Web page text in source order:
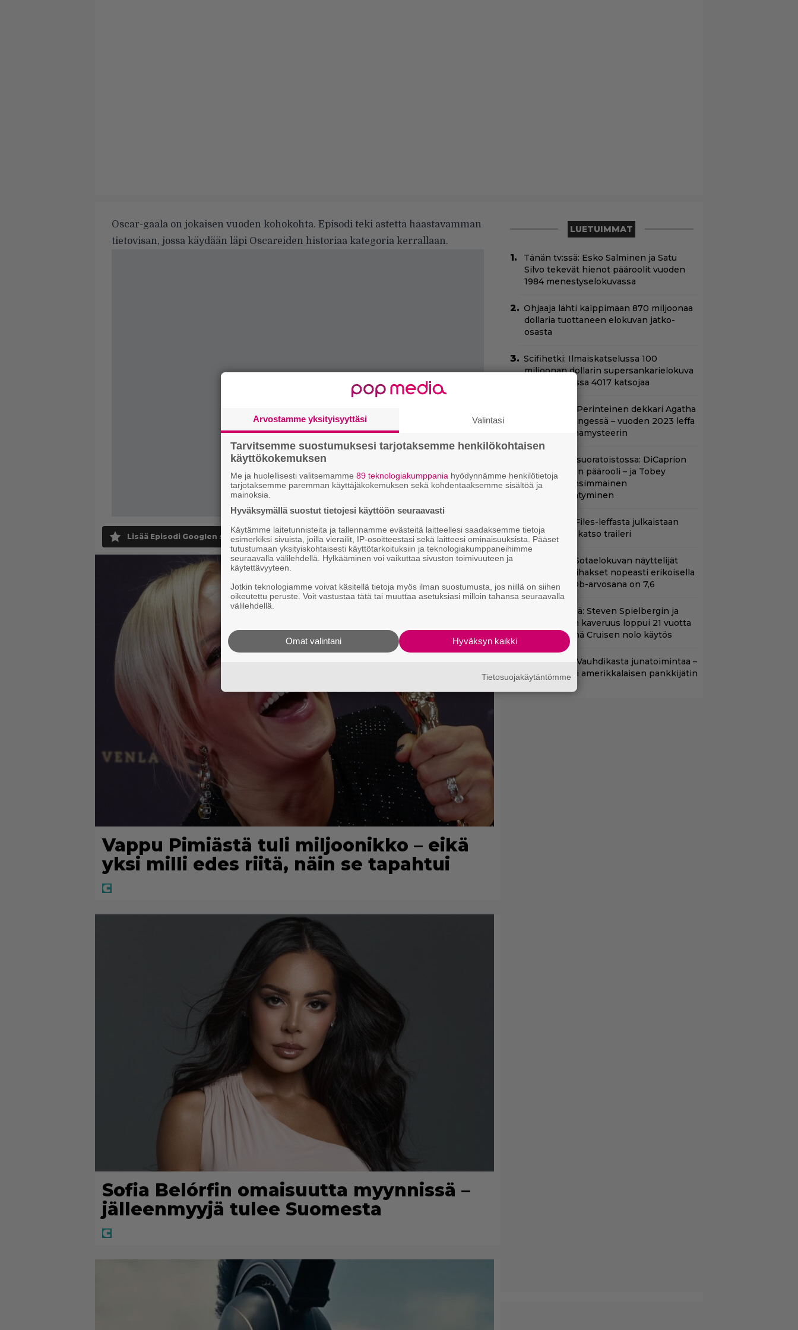
Oscar-gaala on jokaisen vuoden kohokohta. Episodi teki astetta haastavamman
tietovisan, jossa käydään läpi Oscareiden historiaa kategoria kerrallaan.
Lisää Episodi Googlen suosituksi lähteeksi
Vappu Pimiästä tuli miljoonikko – eikä
yksi milli edes riitä, näin se tapahtui
Sofia Belórfin omaisuutta myynnissä –
jälleenmyyjä tulee Suomesta
LUETUIMMAT
Tänän tv:ssä: Esko Salminen ja Satu
Silvo tekevät hienot pääroolit vuoden
1984 menestyselokuvassa
Ohjaaja lähti kalppimaan 870 miljoonaa
dollaria tuottaneen elokuvan jatko-
osasta
Scifihetki: Ilmaiskatselussa 100
miljoonan dollarin supersankarielokuva
– sai Suomessa 4017 katsojaa
Illalla tv:ssä: Perinteinen dekkari Agatha
Christien hengessä – vuoden 2023 leffa
tarjoaa murhamysteerin
Huippuleffa suoratoistossa: DiCaprion
ensimmäinen päärooli – ja Tobey
Maguiren ensimmäinen
elokuvaesiintyminen
Vanhasta X-Files-leffasta julkaistaan
K18-versio – katso traileri
Yöllä tv:ssä: Sotaelokuvan näyttelijät
kasvattivat lihakset nopeasti erikoisella
kikalla – IMDb-arvosana on 7,6
Tänään tv:ssä: Steven Spielbergin ja
Tom Cruisen kaveruus loppui 21 vuotta
sitten – Syynä Cruisen nolo käytös
Illalla tv:ssä: Vauhdikasta junatoimintaa –
leffa suututti amerikkalaisen pankkijätin
Arvostamme yksityisyyttäsi Valintasi
Tarvitsemme suostumuksesi tarjotaksemme henkilökohtaisen
käyttökokemuksen
Me ja huolellisesti valitsemamme 89 teknologiakumppania hyödynnämme henkilötietoja
tarjotaksemme paremman käyttäjäkokemuksen sekä kohdentaaksemme sisältöä ja
mainoksia.
Hyväksymällä suostut tietojesi käyttöön seuraavasti
Käytämme laitetunnisteita ja tallennamme evästeitä laitteellesi saadaksemme tietoja
esimerkiksi sivuista, joilla vierailit, IP-osoitteestasi sekä laitteesi ominaisuuksista. Pääset
tutustumaan yksityiskohtaisesti käyttötarkoituksiin ja teknologiakumppaneihimme
seuraavalla välilehdellä. Hylkääminen voi vaikuttaa sivuston toimivuuteen ja
käytettävyyteen.
Jotkin teknologiamme voivat käsitellä tietoja myös ilman suostumusta, jos niillä on siihen
oikeutettu peruste. Voit vastustaa tätä tai muuttaa asetuksiasi milloin tahansa seuraavalla
välilehdellä.
Hyväksyn kaikki
Omat valintani
Tietosuojakäytäntömme